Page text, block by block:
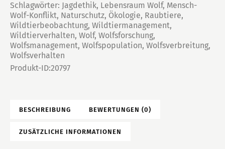
Schlagwörter: Jagdethik, Lebensraum Wolf, Mensch-
Wolf-Konflikt, Naturschutz, Ökologie, Raubtiere,
Wildtierbeobachtung, Wildtiermanagement,
Wildtierverhalten, Wolf, Wolfsforschung,
Wolfsmanagement, Wolfspopulation, Wolfsverbreitung,
Wolfsverhalten
Produkt-ID:20797
BESCHREIBUNG BEWERTUNGEN (0)
ZUSÄTZLICHE INFORMATIONEN